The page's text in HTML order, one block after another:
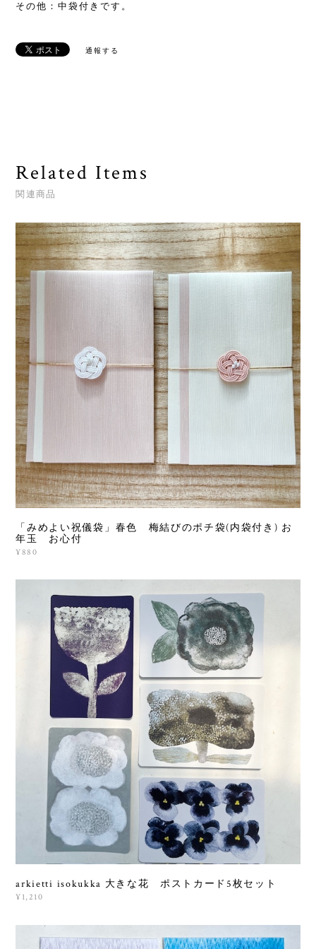
その他：中袋付きです。
通報する
Related Items
関連商品
「みめよい祝儀袋」春色 梅結びのポチ袋(内袋付き) お
年玉 お心付
¥880
arkietti isokukka 大きな花 ポストカード5枚セット
¥1,210